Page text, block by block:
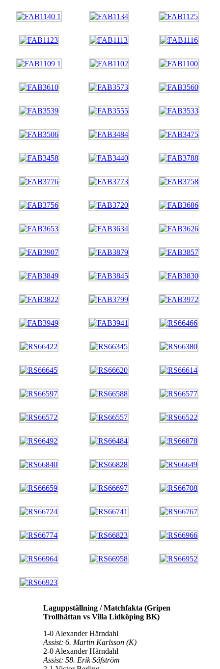
Laguppställning / Matchfakta (Gripen
Trollhättan vs Villa Lidköping BK)
1-0 Alexander Härndahl
Assist: 6. Martin Karlsson (K)
2-0 Alexander Härndahl
Assist: 58. Erik Säfström